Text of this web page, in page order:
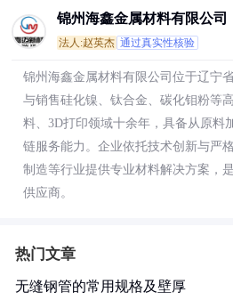
锦州海鑫金属材料有限公司
法人:赵英杰 通过真实性核验
锦州海鑫金属材料有限公司位于辽宁
与销售硅化镍、钛合金、碳化钼粉等
料、3D打印领域十余年，具备从原料
链服务能力。企业依托技术创新与严
制造等行业提供专业材料解决方案，
供应商。
热门文章
无缝钢管的常用规格及壁厚